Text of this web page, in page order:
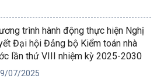
trình hành động thực hiện Nghị
Đại hội Đảng bộ Kiểm toán nhà
lần thứ VIII nhiệm kỳ 2025-2030
07/2025